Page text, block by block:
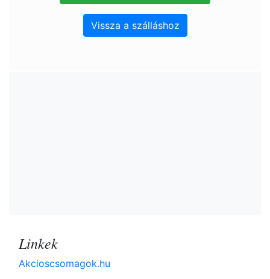
Vissza a szálláshoz
Linkek
Akcioscsomagok.hu